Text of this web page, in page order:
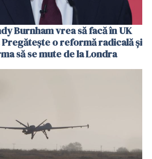
Burnham vrea să facă în UK
Pregătește o reformă radicală și
să se mute de la Londra